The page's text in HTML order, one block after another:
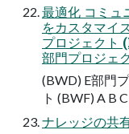
最適化 コミュ
をカスタマイ
プロジェクト
部門プロジェ
(BWD) E部門
ト (BWF) A B
ナレッジの共